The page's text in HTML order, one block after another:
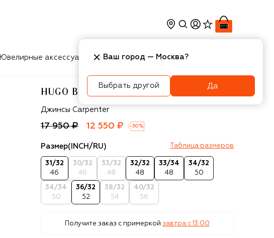
Ювелирные аксессуары Косметика Интерьер
HUGO BLUE
HUGO Blue
Джинсы Carpenter
17 950 ₽ 12 550 ₽ -30 %
Размер(INCH/RU) Таблица размеров
31/32
46
30/32
46
33/32
48
32/32
48
33/34
48
34/32
50
34/34
50
36/32
52
38/32
54
40/32
56
Получите заказ с примеркой завтра c 13:00
Ваш город — Москва?
Выбрать другой Да